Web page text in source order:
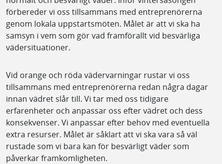
förbereder vi oss tillsammans med entreprenörerna
genom lokala uppstartsmöten. Målet är att vi ska ha
samsyn i vem som gör vad framförallt vid besvärliga
vädersituationer.
Vid orange och röda vädervarningar rustar vi oss
tillsammans med entreprenörerna redan några dagar
innan vädret slår till. Vi tar med oss tidigare
erfarenheter och anpassar oss efter vädret och dess
konsekvenser. Vi anpassar efter behov med eventuella
extra resurser. Målet är såklart att vi ska vara så väl
rustade som vi bara kan för besvärligt väder som
påverkar framkomligheten.